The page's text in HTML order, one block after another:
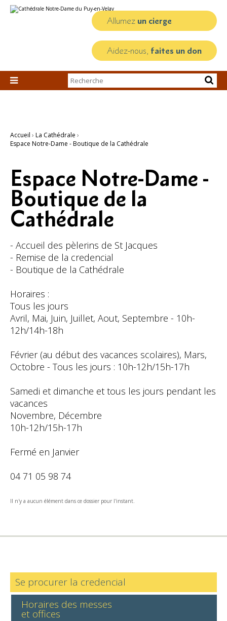
au
personnels
Allumez un cierge
Aidez-nous, faites un don

Chercher par
Recherche
Accueil › La Cathédrale ›
Espace Notre-Dame - Boutique de la Cathédrale
Espace Notre-Dame -
Boutique de la
Cathédrale
- Accueil des pèlerins de St Jacques
- Remise de la credencial
- Boutique de la Cathédrale
Horaires :
Tous les jours
Avril, Mai, Juin, Juillet, Aout, Septembre - 10h-
12h/14h-18h
Février (au début des vacances scolaires), Mars,
Octobre - Tous les jours : 10h-12h/15h-17h
Samedi et dimanche et tous les jours pendant les
vacances
Novembre, Décembre
10h-12h/15h-17h
Fermé en Janvier
04 71 05 98 74
Il n'y a aucun élément dans ce dossier pour l'instant.
Se procurer la credencial
Horaires des messes
et offices